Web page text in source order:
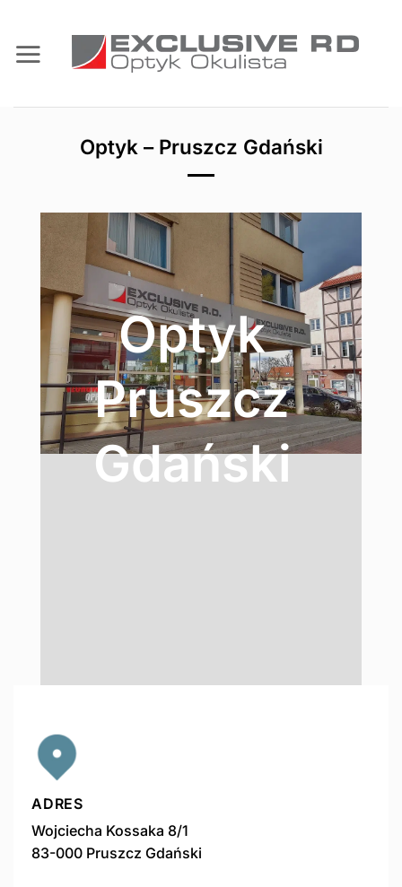
zawartości
Optyk – Pruszcz Gdański
Optyk
Pruszcz
Gdański
ADRES
Wojciecha Kossaka 8/1
83-000 Pruszcz Gdański